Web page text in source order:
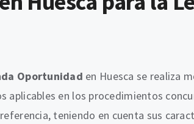
Oportunidad en Huesca se realiza
aplicables en los procedimientos
teniendo en cuenta sus